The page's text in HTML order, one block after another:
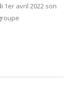
1er avril 2022 son